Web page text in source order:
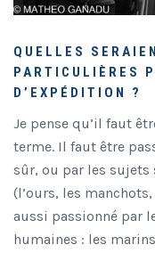
QUELLES
PARTICULIÈRES
D’EXPÉDITION ?
Je pense qu’il faut
terme. Il faut être
sûr, ou par les
(l’ours, les
aussi passionné par
humaines : les